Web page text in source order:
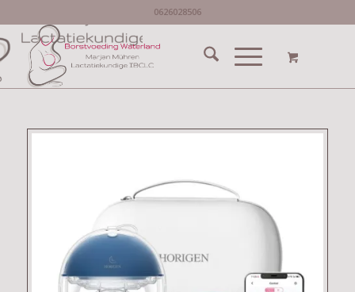
0626028506